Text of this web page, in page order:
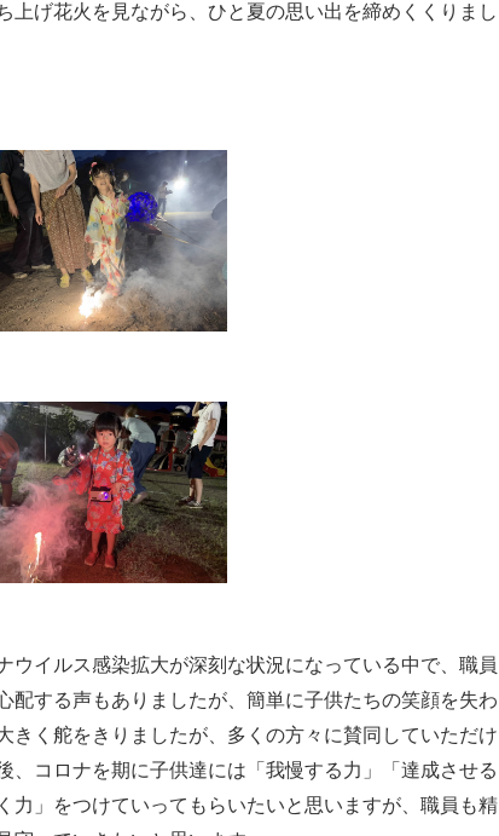
上げ花火を見ながら、ひと夏の思い出を締めくくりまし
イルス感染拡大が深刻な状況になっている中で、職員
配する声もありましたが、簡単に子供たちの笑顔を失わ
きく舵をきりましたが、多くの方々に賛同していただけ
、コロナを期に子供達には「我慢する力」「達成させる
力」をつけていってもらいたいと思いますが、職員も精